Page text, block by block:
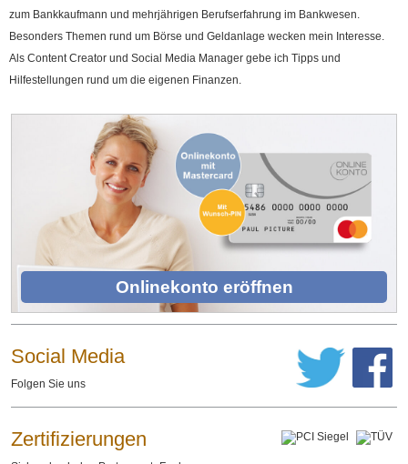
zum Bankkaufmann und mehrjährigen Berufserfahrung im Bankwesen.
Besonders Themen rund um Börse und Geldanlage wecken mein Interesse.
Als Content Creator und Social Media Manager gebe ich Tipps und
Hilfestellungen rund um die eigenen Finanzen.
Onlinekonto eröffnen
Social Media
Folgen Sie uns
Zertifizierungen